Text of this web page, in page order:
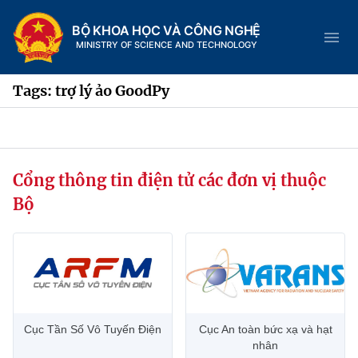
BỘ KHOA HỌC VÀ CÔNG NGHỆ
MINISTRY OF SCIENCE AND TECHNOLOGY
Trang chủ
Chức năng nhiệm vụ
Tin tức sự kiện
Hệ thống văn bản
Tags: trợ lý ảo GoodPy
Cổng thông tin điện tử các đơn vị thuộc
Bộ
Cục Tần Số Vô Tuyến Điện
Cục An toàn bức xạ và hạt
nhân